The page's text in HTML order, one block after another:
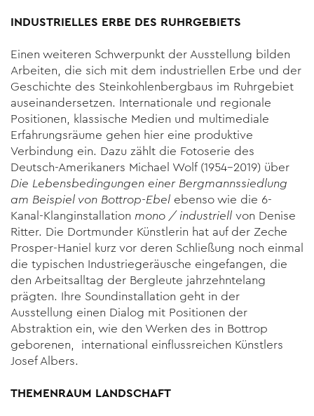
INDUSTRIELLES ERBE DES RUHRGEBIETS
Einen weiteren Schwerpunkt der Ausstellung bilden
Arbeiten, die sich mit dem industriellen Erbe und der
Geschichte des Steinkohlenbergbaus im Ruhrgebiet
auseinandersetzen. Internationale und regionale
Positionen, klassische Medien und multimediale
Erfahrungsräume gehen hier eine produktive
Verbindung ein. Dazu zählt die Fotoserie des
Deutsch-Amerikaners Michael Wolf (1954–2019) über
Die Lebensbedingungen einer Bergmannssiedlung
am Beispiel von Bottrop-Ebel ebenso wie die 6-
Kanal-Klanginstallation mono / industriell von Denise
Ritter. Die Dortmunder Künstlerin hat auf der Zeche
Prosper-Haniel kurz vor deren Schließung noch einmal
die typischen Industriegeräusche eingefangen, die
den Arbeitsalltag der Bergleute jahrzehntelang
prägten. Ihre Soundinstallation geht in der
Ausstellung einen Dialog mit Positionen der
Abstraktion ein, wie den Werken des in Bottrop
geborenen, international einflussreichen Künstlers
Josef Albers.
THEMENRAUM LANDSCHAFT